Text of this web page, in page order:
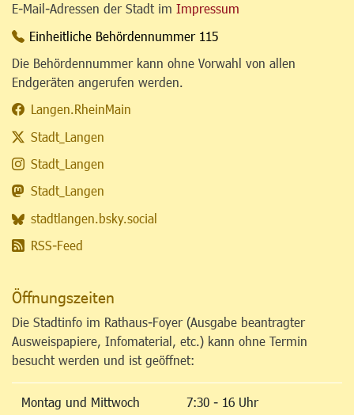
E-Mail-Adressen der Stadt im Impressum
Einheitliche Behördennummer 115
Die Behördennummer kann ohne Vorwahl von allen
Endgeräten angerufen werden.
Langen.RheinMain
Stadt_Langen
Stadt_Langen
Stadt_Langen
stadtlangen.bsky.social
RSS-Feed
Öffnungszeiten
Die Stadtinfo im Rathaus-Foyer (Ausgabe beantragter
Ausweispapiere, Infomaterial, etc.) kann ohne Termin
besucht werden und ist geöffnet:
Montag und Mittwoch 7:30 - 16 Uhr